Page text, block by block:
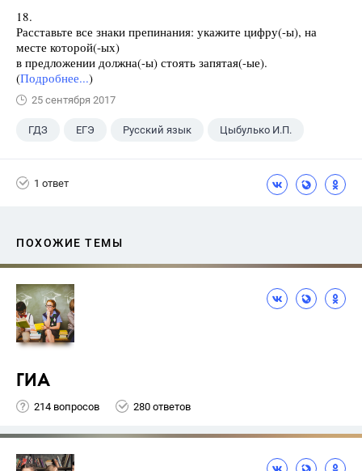
18.
Расставьте все знаки препинания: укажите цифру(-ы), на
месте которой(-ых)
в предложении должна(-ы) стоять запятая(-ые).
(Подробнее...)
25 сентября 2017
ГДЗ ЕГЭ Русский язык Цыбулько И.П.
1 ответ
ПОХОЖИЕ ТЕМЫ
ГИА
214 вопросов 280 ответов